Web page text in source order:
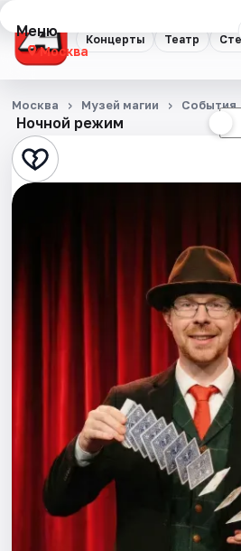
Концерты Театр
Меню
Москва
Концерты
Театр
Стендап
Города
Ночной режим
Москва Музей магии События